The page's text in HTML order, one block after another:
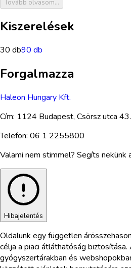
Tovább olvasom...
Kiszerelések
30 db90 db
Forgalmazza
Haleon Hungary Kft.
Cím: 1124 Budapest, Csörsz utca 43.
Telefon: 06 1 2255800
Valami nem stimmel? Segíts nekünk
Hibajelentés
Oldalunk egy független
célja a piaci átláthatóság biztosítása.
gyógyszertárakban és